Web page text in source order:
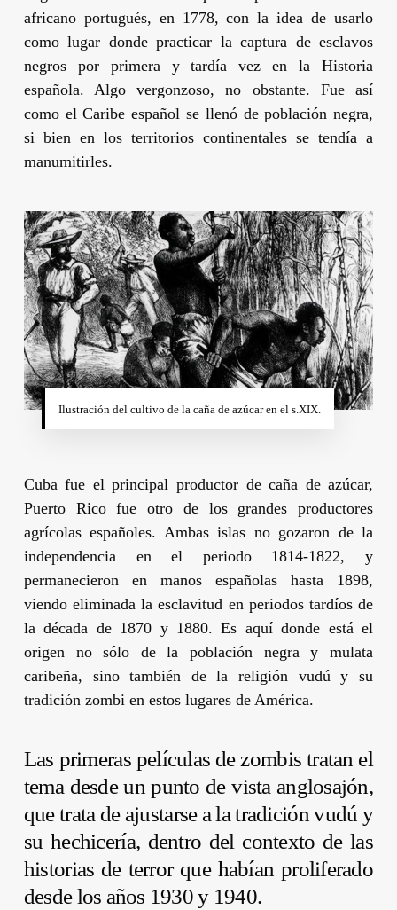
africano portugués, en 1778, con la idea de usarlo
como lugar donde practicar la captura de esclavos
negros por primera y tardía vez en la Historia
española. Algo vergonzoso, no obstante. Fue así
como el Caribe español se llenó de población negra,
si bien en los territorios continentales se tendía a
manumitirles.
Ilustración del cultivo de la caña de azúcar en el s.XIX.
Cuba fue el principal productor de caña de azúcar,
Puerto Rico fue otro de los grandes productores
agrícolas españoles. Ambas islas no gozaron de la
independencia en el periodo 1814-1822, y
permanecieron en manos españolas hasta 1898,
viendo eliminada la esclavitud en periodos tardíos de
la década de 1870 y 1880. Es aquí donde está el
origen no sólo de la población negra y mulata
caribeña, sino también de la religión vudú y su
tradición zombi en estos lugares de América.
Las primeras películas de zombis tratan el
tema desde un punto de vista anglosajón,
que trata de ajustarse a la tradición vudú y
su hechicería, dentro del contexto de las
historias de terror que habían proliferado
desde los años 1930 y 1940.